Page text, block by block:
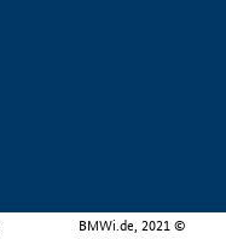
BMWi.de, 2021 ©